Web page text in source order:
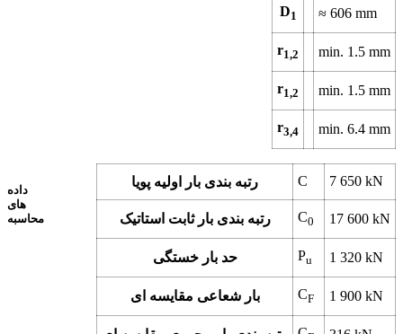
D1 ≈ 606 mm
r1,2 min. 1.5 mm
r1,2 min. 1.5 mm
r3,4 min. 6.4 mm
داده
های
محاسبه
رتبه بندی بار اولیه پویا C 7 650 kN
رتبه بندی بار ثابت استاتیک C0 17 600 kN
حد بار خستگی Pu 1 320 kN
بار شعاعی مقایسه ای CF 1 900 kN